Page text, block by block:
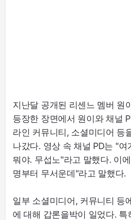
지난달 공개된 리센느 멤버 원
등장한 장면에서 원이와 채널
라인 커뮤니티, 소셜미디어 등
나갔다. 영상 속 채널 PD는 "
뭐야. 무섭노"라고 말했다. 이
명부터 무서운데"라고 말했다.
일부 소셜미디어, 커뮤니티 등
에 대해 갑론을박이 일었다.